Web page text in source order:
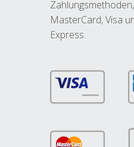
MasterCard, Visa
Express.